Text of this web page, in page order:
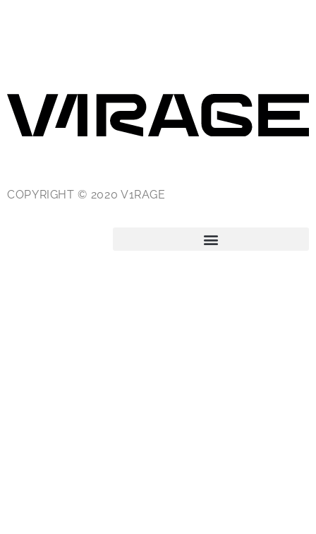
COPYRIGHT © 2020 V1RAGE